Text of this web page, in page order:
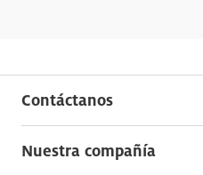
Contáctanos
Nuestra compañía